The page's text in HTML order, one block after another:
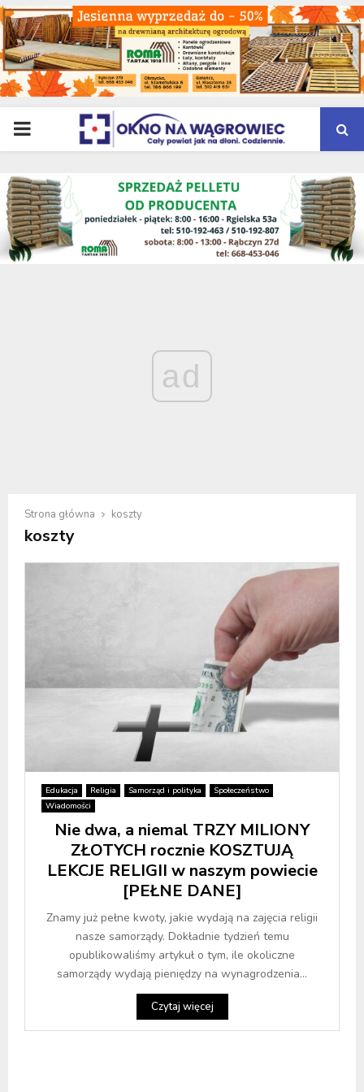
PRIMARY
MENU
ad
Strona główna koszty
koszty
Edukacja Religia Samorząd i polityka
Społeczeństwo
Wiadomości
Nie dwa, a niemal TRZY MILIONY
ZŁOTYCH rocznie KOSZTUJĄ
LEKCJE RELIGII w naszym powiecie
[PEŁNE DANE]
Znamy już pełne kwoty, jakie wydają na zajęcia religii
nasze samorządy. Dokładnie tydzień temu
opublikowaliśmy artykuł o tym, ile okoliczne
samorządy wydają pieniędzy na wynagrodzenia...
Czytaj więcej